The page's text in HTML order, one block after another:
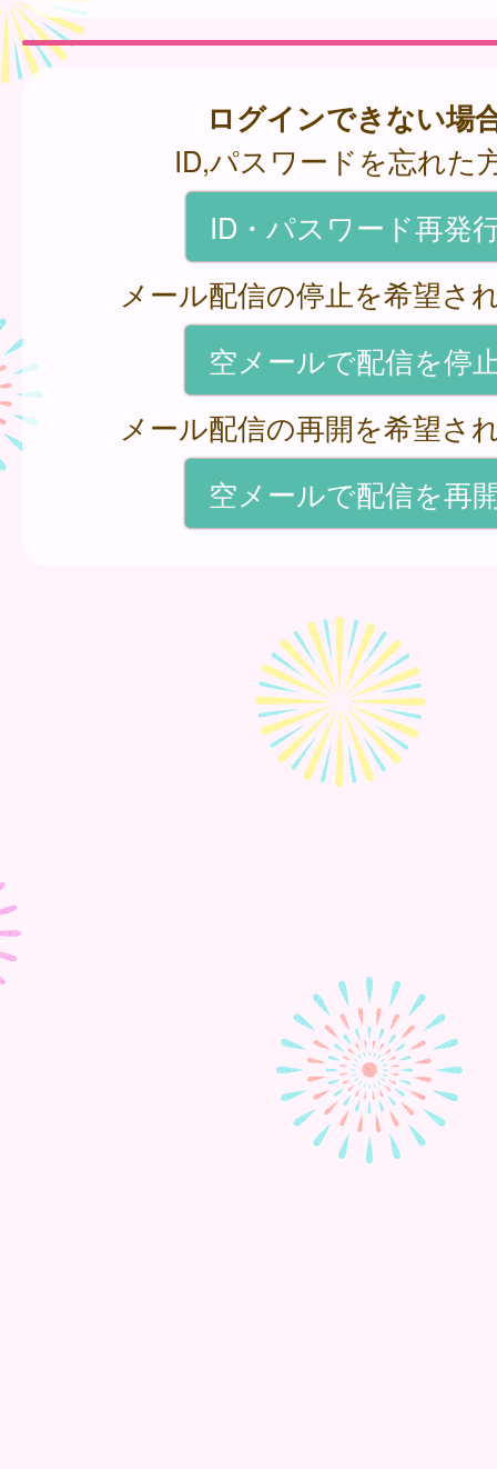
ログインできない場
ID,パスワードを忘れた
ID・パスワード再発
メール配信の停止を希望さ
空メールで配信を停
メール配信の再開を希望さ
空メールで配信を再